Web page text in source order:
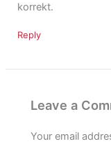
korrekt.
Reply
Leave a
Your email